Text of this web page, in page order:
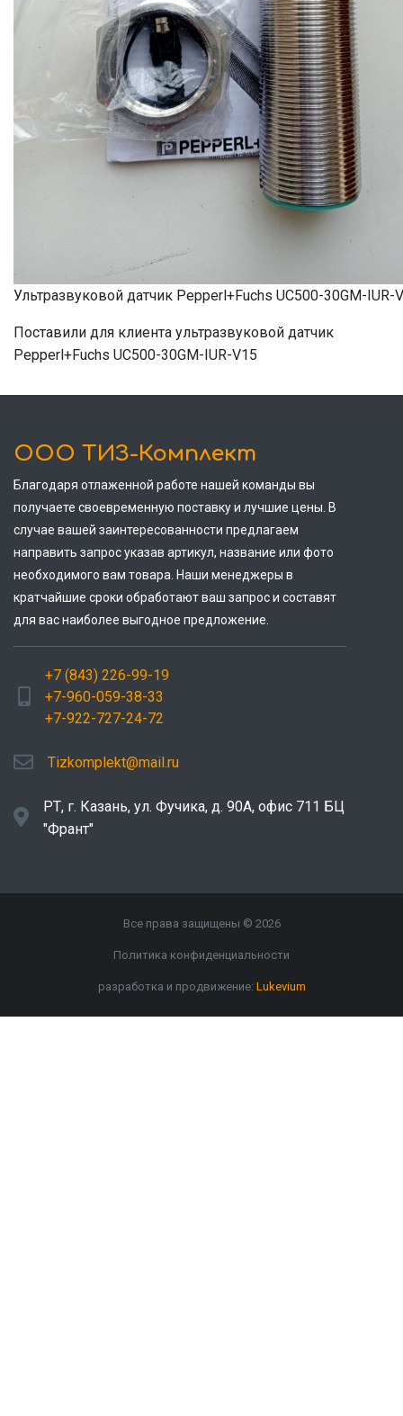
Ультразвуковой датчик Pepperl+Fuchs UC500-30GM-IUR-
Поставили для клиента ультразвуковой датчик
Pepperl+Fuchs UC500-30GM-IUR-V15
ООО ТИЗ-Комплект
Благодаря отлаженной работе нашей команды вы
получаете своевременную поставку и лучшие цены. В
случае вашей заинтересованности предлагаем
направить запрос указав артикул, название или фото
необходимого вам товара. Наши менеджеры в
кратчайшие сроки обработают ваш запрос и составят
для вас наиболее выгодное предложение.
+7 (843) 226-99-19
+7-960-059-38-33
+7-922-727-24-72
Tizkomplekt@mail.ru
РТ, г. Казань, ул. Фучика, д. 90А, офис 711 БЦ
"Франт"
Все права защищены © 2026
Политика конфиденциальности
разработка и продвижение: Lukevium